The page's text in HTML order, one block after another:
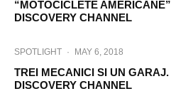
“MOTOCICLETE
DISCOVERY CHANNEL
SPOTLIGHT · MAY 6, 2018
TREI MECANICI SI UN
DISCOVERY CHANNEL